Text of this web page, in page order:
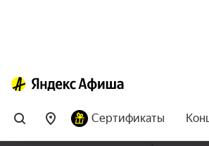
Сертификаты